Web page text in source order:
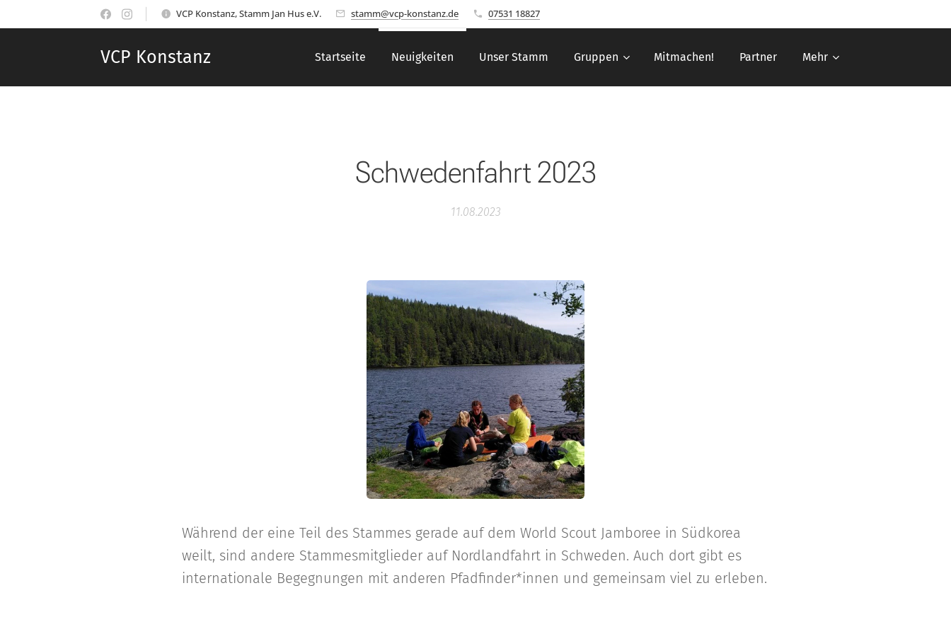
VCP Konstanz, Stamm Jan Hus e.V. stamm@vcp-konstanz.de 07531 18827
VCP Konstanz Startseite Neuigkeiten Unser Stamm Gruppen Mitmachen! Partner Mehr
Schwedenfahrt 2023
11.08.2023
Während der eine Teil des Stammes gerade auf dem World Scout Jamboree in Südkorea
weilt, sind andere Stammesmitglieder auf Nordlandfahrt in Schweden. Auch dort gibt es
internationale Begegnungen mit anderen Pfadfinder*innen und gemeinsam viel zu erleben.